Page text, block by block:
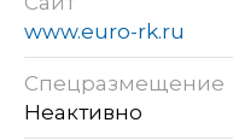
www.euro-rk.ru
Спецразмещение
Неактивно